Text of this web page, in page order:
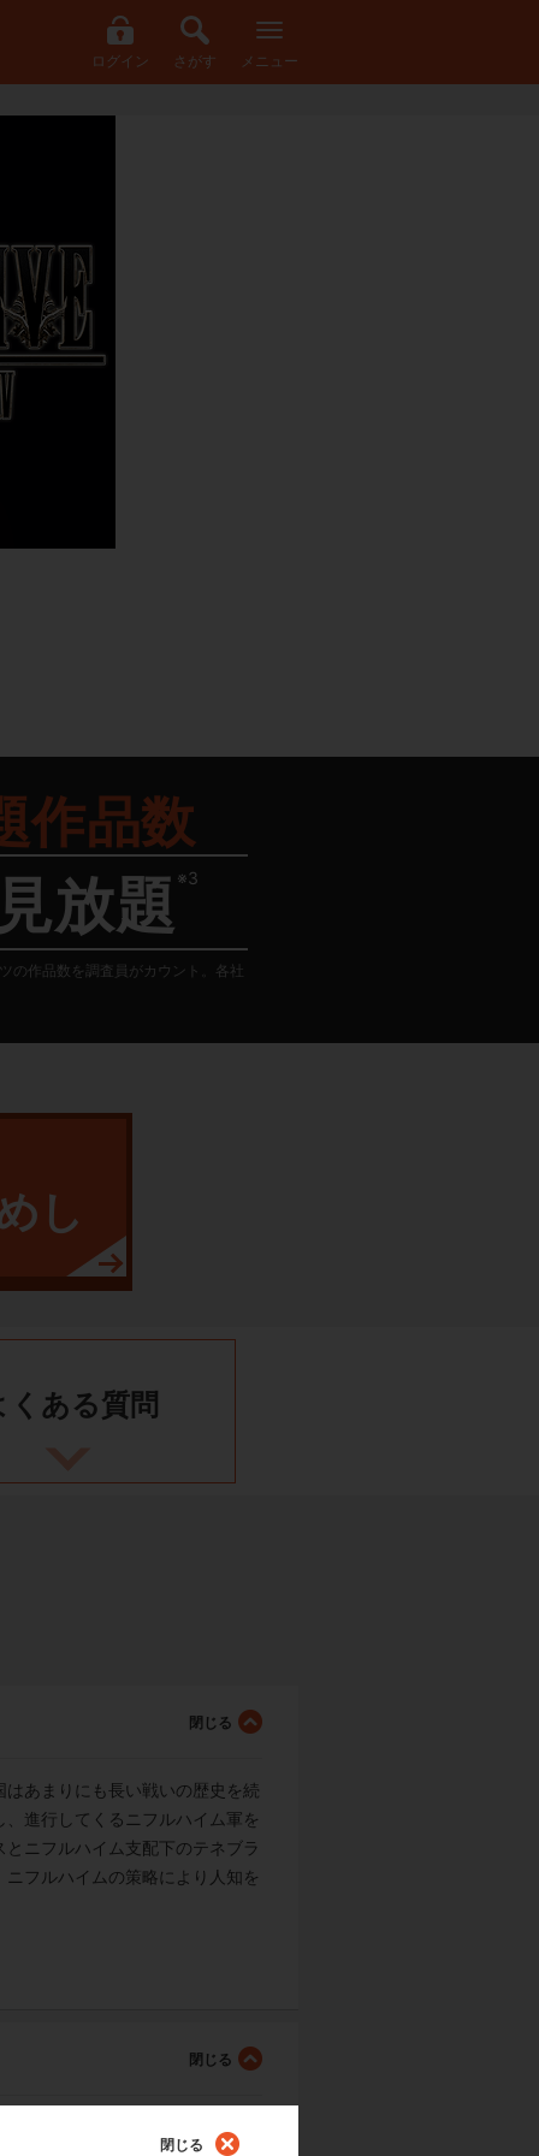
ログイン さがす メニュー
作品数
放題 ※3
の作品数を調査員がカウント。各社
し
くある質問
あまりにも長い戦いの歴史を続
進行してくるニフルハイム軍を
ニフルハイム支配下のテネブラ
フルハイムの策略により人知を
閉じる